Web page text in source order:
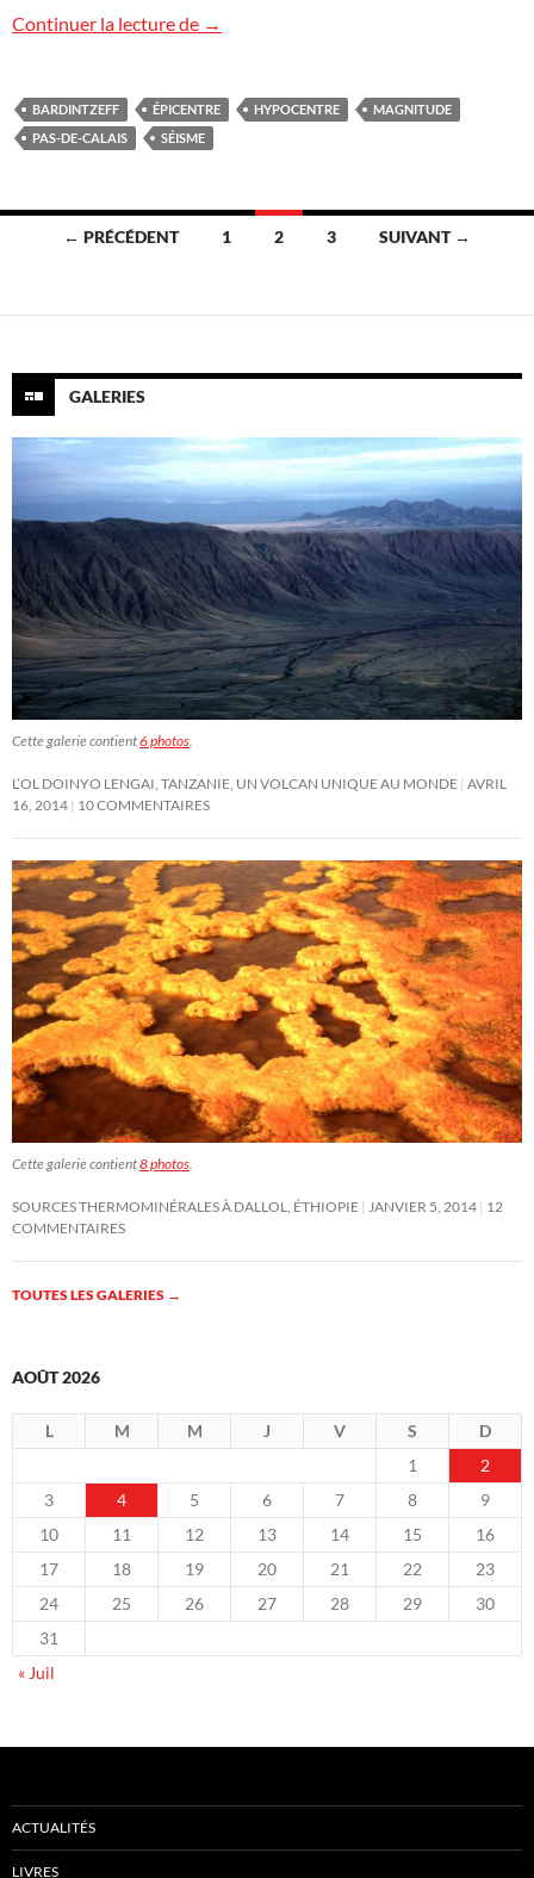
Continuer la lecture de Séisme ressenti dans le Pas-de-Calais
→
BARDINTZEFF ÉPICENTRE HYPOCENTRE
MAGNITUDE
PAS-DE-CALAIS
SÉISME
Navigation
articles
← PRÉCÉDENT 1 2 3 SUIVANT →
GALERIES
Cette galerie contient6 photos
L’OL DOINYO LENGAI, TANZANIE, UN VOLCAN UNIQUE AU MONDE AVRIL
16, 2014 10 COMMENTAIRES
Cette galerie contient8 photos
SOURCES THERMOMINÉRALES À DALLOL, ÉTHIOPIE JANVIER 5, 2014 12
COMMENTAIRES
TOUTES LES GALERIES →
AOÛT 2026
L M M J V S
D
1
2
3
4 5 6 7 8
9
10
11 12 13 14 15
16
17
18 19 20 21 22
23
24
25 26 27 28 29
30
31
« Juil
ACTUALITÉS
LIVRES